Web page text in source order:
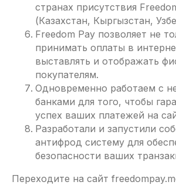
странах присутствия
(Казахстан, Кыргызстан,
Freedom Pay позволяет не
принимать оплаты в
выставлять и отображать
покупателям.
Одновременно работаем с
банками для того, чтобы
успех ваших платежей на
Разработали и запустили
антифрод систему для
безопасности ваших
Переходите на сайт